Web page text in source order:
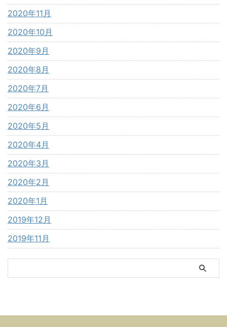
2020年11月
2020年10月
2020年9月
2020年8月
2020年7月
2020年6月
2020年5月
2020年4月
2020年3月
2020年2月
2020年1月
2019年12月
2019年11月